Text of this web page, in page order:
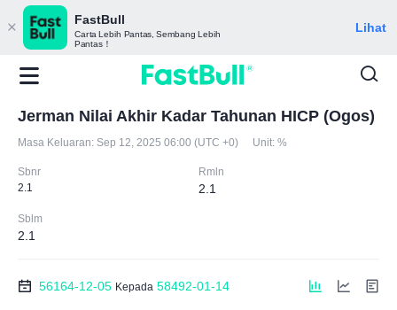
FastBull
Carta Lebih Pantas, Sembang Lebih
Pantas！
Lihat
Jerman Nilai Akhir Kadar Tahunan HICP (Ogos)
Masa Keluaran: Sep 12, 2025 06:00 (UTC +0) Unit: %
Sbnr
2.1
Rmln
2.1
Sblm
2.1
56164-12-05 Kepada 58492-01-14